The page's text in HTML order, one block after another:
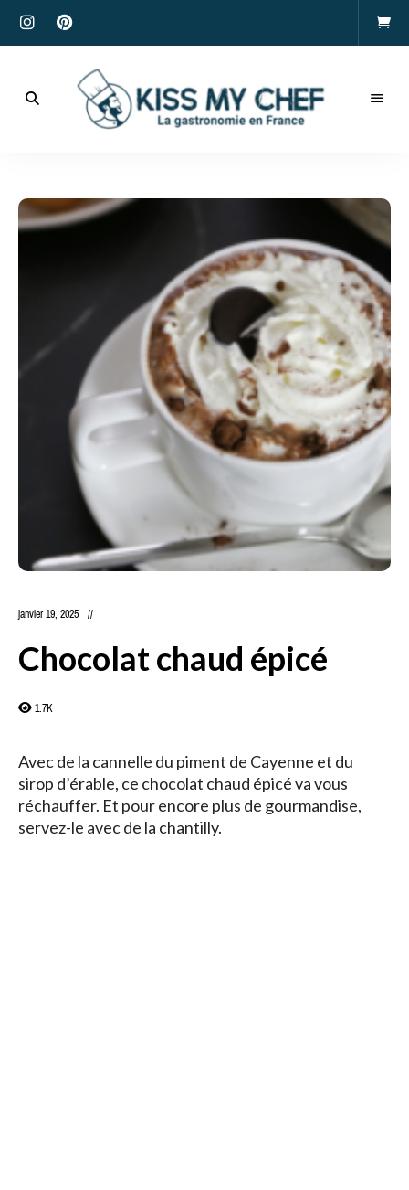
My
Chef
janvier 19, 2025
Chocolat chaud épicé
1.7K
Avec de la cannelle du piment de Cayenne et du
sirop d’érable, ce chocolat chaud épicé va vous
réchauffer. Et pour encore plus de gourmandise,
servez-le avec de la chantilly.